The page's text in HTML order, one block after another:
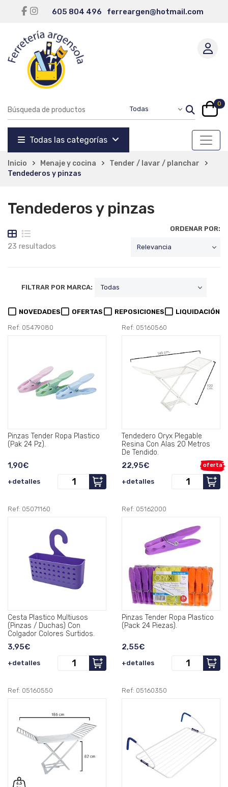
605 804 496 ferreargen@hotmail.com
0
Todas las categorías
Inicio Menaje y cocina
Tender / lavar / planchar
Tendederos y pinzas
Tendederos y pinzas
23 resultados
ORDENAR POR:
FILTRAR POR MARCA:
NOVEDADES OFERTAS REPOSICIONES LIQUIDACIÓN
Ref: 05479080
Pinzas Tender Ropa Plastico
(Pak 24 Pz).
1,90€
+detalles
Ref: 05160560
Tendedero Oryx Plegable
Resina Con Alas 20 Metros
De Tendido.
oferta
22,95€
+detalles
Ref: 05071160
Cesta Plastico Multiusos
(Pinzas / Duchas) Con
Colgador Colores Surtidos.
3,95€
+detalles
Ref: 05162000
Pinzas Tender Ropa Plastico
(Pack 24 Piezas).
2,55€
+detalles
Ref: 05160550 Ref: 05160350